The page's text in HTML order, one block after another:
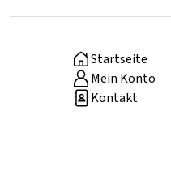
Startseite
Mein Konto
Kontakt